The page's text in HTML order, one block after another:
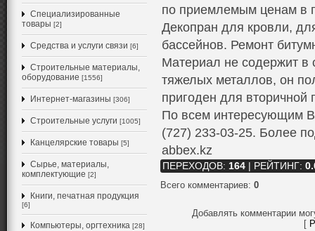
Специализированные
товары [2]
Средства и услуги связи [6]
Строительные материалы,
оборудование [1556]
Интернет-магазины [306]
Строительные услуги [1005]
Канцелярские товары [5]
Сырье, материалы,
комплектующие [2]
Книги, печатная продукция
[6]
Компьютеры, оргтехника [28]
по приемлемым ценам в
Декопран для кровли,
бассейнов. Ремонт
Материал не содержит в
тяжелых металлов, он
пригоден для вторичной
По всем интересующим
(727) 233-03-25. Более
abbex.kz
ПЕРЕХОДОВ: 164 РЕЙТИНГ:
Всего комментариев: 0
Добавлять комментарии
[